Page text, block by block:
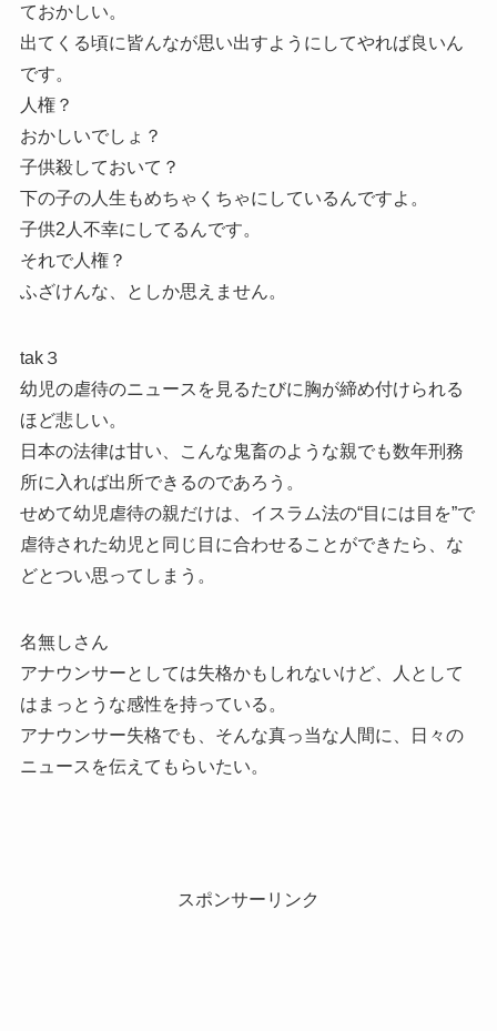
ておかしい。
出てくる頃に皆んなが思い出すようにしてやれば良いん
です。
人権？
おかしいでしょ？
子供殺しておいて？
下の子の人生もめちゃくちゃにしているんですよ。
子供2人不幸にしてるんです。
それで人権？
ふざけんな、としか思えません。
tak３
幼児の虐待のニュースを見るたびに胸が締め付けられる
ほど悲しい。
日本の法律は甘い、こんな鬼畜のような親でも数年刑務
所に入れば出所できるのであろう。
せめて幼児虐待の親だけは、イスラム法の“目には目を”で
虐待された幼児と同じ目に合わせることができたら、な
どとつい思ってしまう。
名無しさん
アナウンサーとしては失格かもしれないけど、人として
はまっとうな感性を持っている。
アナウンサー失格でも、そんな真っ当な人間に、日々の
ニュースを伝えてもらいたい。
スポンサーリンク